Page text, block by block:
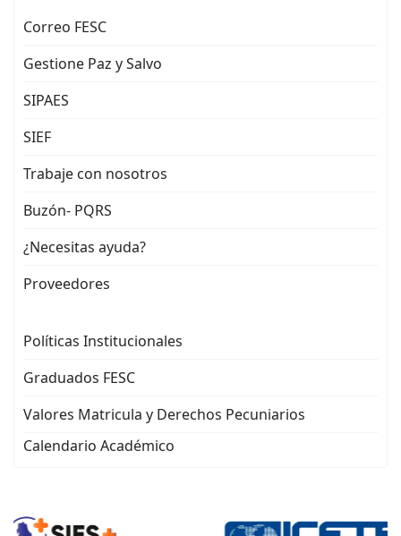
Correo FESC
Gestione Paz y Salvo
SIPAES
SIEF
Trabaje con nosotros
Buzón- PQRS
¿Necesitas ayuda?
Proveedores
Políticas Institucionales
Graduados FESC
Valores Matricula y Derechos Pecuniarios
Calendario Académico